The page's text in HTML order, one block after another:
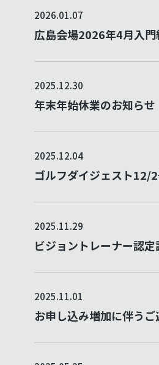
2026.01.07
広島会場2026年4月入門
2025.12.30
年末年始休業のお知らせ
2025.12.04
ゴルフダイジェスト12/
2025.11.29
ビジョントレーナー認
2025.11.01
お申し込み増加に伴う